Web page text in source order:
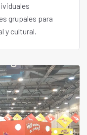
grupales para
y cultural.